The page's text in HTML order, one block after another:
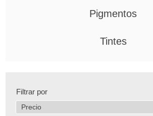
Pigmentos
Tintes
Filtrar por
Precio